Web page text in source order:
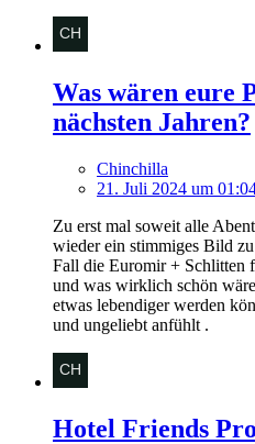
Was wären eure
nächsten Jahren?
Chinchilla
21. Juli 2024 um
Zu erst mal soweit alle
wieder ein stimmiges Bild
Fall die Euromir + Schlitten
und was wirklich schön
etwas lebendiger werden
und ungeliebt anfühlt .
Hotel Friends